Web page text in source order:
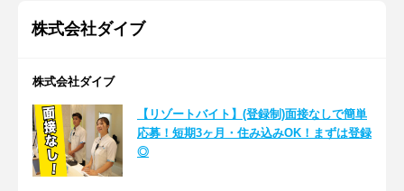
株式会社ダイブ
株式会社ダイブ
【リゾートバイト】(登録制)面接なしで簡単
応募！短期3ヶ月・住み込みOK！まずは登録
◎